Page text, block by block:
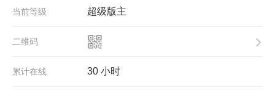
超级版主
当前等级
二维码
30 小时
累计在线